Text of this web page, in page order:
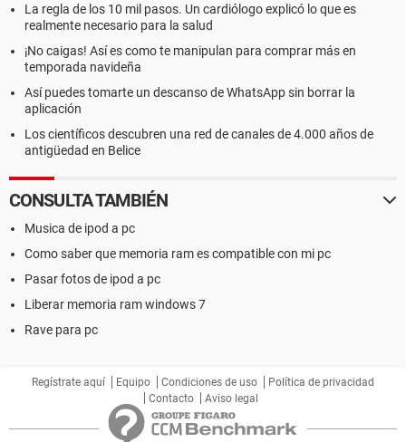
La regla de los 10 mil pasos. Un cardiólogo explicó lo que es
realmente necesario para la salud
¡No caigas! Así es como te manipulan para comprar más en
temporada navideña
Así puedes tomarte un descanso de WhatsApp sin borrar la
aplicación
Los científicos descubren una red de canales de 4.000 años de
antigüedad en Belice
CONSULTA TAMBIÉN
Musica de ipod a pc
Como saber que memoria ram es compatible con mi pc
Pasar fotos de ipod a pc
Liberar memoria ram windows 7
Rave para pc
Regístrate aquí Equipo Condiciones de uso
Política de privacidad
Contacto
Aviso legal